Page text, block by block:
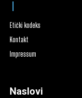
Etički kodeks
Kontakt
Impressum
Naslovi